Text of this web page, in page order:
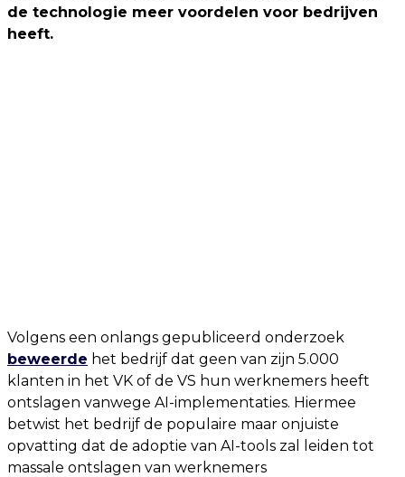
de technologie meer voordelen voor bedrijven
heeft.
Volgens een onlangs gepubliceerd onderzoek
beweerde het bedrijf dat geen van zijn 5.000
klanten in het VK of de VS hun werknemers heeft
ontslagen vanwege AI-implementaties. Hiermee
betwist het bedrijf de populaire maar onjuiste
opvatting dat de adoptie van AI-tools zal leiden tot
massale ontslagen van werknemers